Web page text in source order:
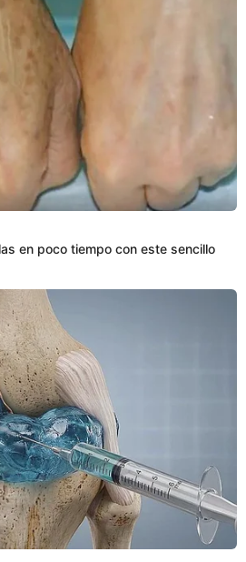
en la Vía Evitamiento, cerca al
la estructura
Ricardo Palma
en horas de noche se cayó una
era parte delpuente Ricardo
entre la avenida Abancay y
este incidente, el transito
por completo, lo cual ha
vehicular.